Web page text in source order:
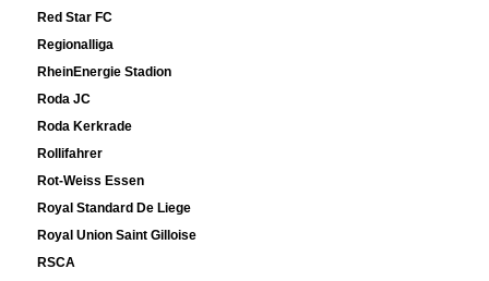
Red Star FC
Regionalliga
RheinEnergie Stadion
Roda JC
Roda Kerkrade
Rollifahrer
Rot-Weiss Essen
Royal Standard De Liege
Royal Union Saint Gilloise
RSCA